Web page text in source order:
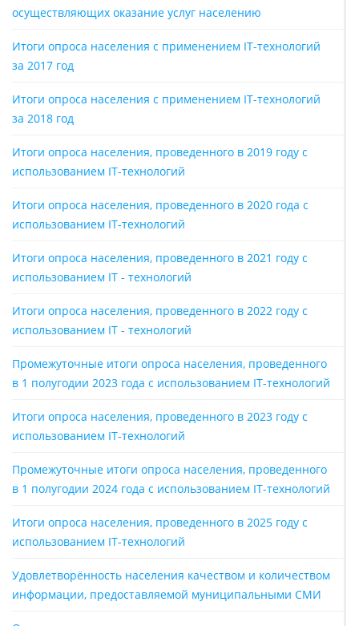
осуществляющих оказание услуг населению
Итоги опроса населения с применением IT-технологий
за 2017 год
Итоги опроса населения с применением IT-технологий
за 2018 год
Итоги опроса населения, проведенного в 2019 году с
использованием IT-технологий
Итоги опроса населения, проведенного в 2020 года с
использованием IT-технологий
Итоги опроса населения, проведенного в 2021 году с
использованием IT - технологий
Итоги опроса населения, проведенного в 2022 году с
использованием IT - технологий
Промежуточные итоги опроса населения, проведенного
в 1 полугодии 2023 года с использованием IT-технологий
Итоги опроса населения, проведенного в 2023 году с
использованием IT-технологий
Промежуточные итоги опроса населения, проведенного
в 1 полугодии 2024 года с использованием IT-технологий
Итоги опроса населения, проведенного в 2025 году с
использованием IT-технологий
Удовлетворённость населения качеством и количеством
информации, предоставляемой муниципальными СМИ